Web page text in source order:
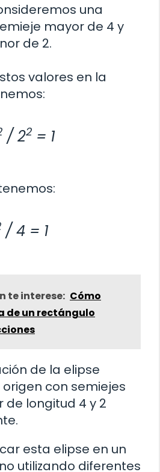
una
mayor de 4 y
de 2.
valores en la
/ 22 = 1
/ 4 = 1
te interese: Cómo
de un rectángulo
de la elipse
con semiejes
de longitud 4 y 2
esta elipse en un
utilizando diferentes